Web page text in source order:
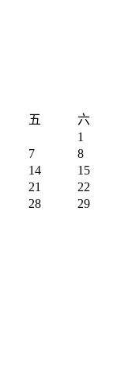
五
六
1
7
8
14
15
21
22
28
29